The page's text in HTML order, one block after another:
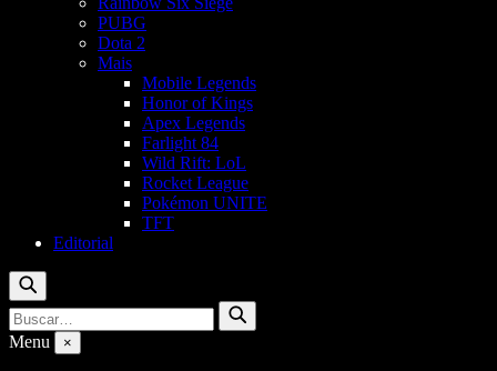
PUBG
Dota 2
Mais
Mobile Legends
Honor of Kings
Apex Legends
Farlight 84
Wild Rift: LoL
Rocket League
Pokémon UNITE
TFT
Editorial
Buscar
Buscar
por:
Buscar
Menu ×